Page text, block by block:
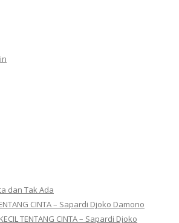
dan Tak Ada
CINTA – Sapardi Djoko Damono
TENTANG CINTA – Sapardi Djoko